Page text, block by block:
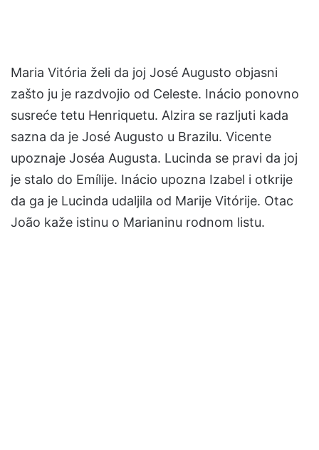
Maria Vitória želi da joj José Augusto objasni
zašto ju je razdvojio od Celeste. Inácio ponovno
susreće tetu Henriquetu. Alzira se razljuti kada
sazna da je José Augusto u Brazilu. Vicente
upoznaje Joséa Augusta. Lucinda se pravi da joj
je stalo do Emílije. Inácio upozna Izabel i otkrije
da ga je Lucinda udaljila od Marije Vitórije. Otac
João kaže istinu o Marianinu rodnom listu.